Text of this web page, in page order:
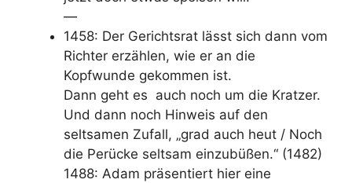
—
1458: Der Gerichtsrat lässt sich dann vom
Richter erzählen, wie er an die
Kopfwunde gekommen ist.
Dann geht es auch noch um die Kratzer.
Und dann noch Hinweis auf den
seltsamen Zufall, „grad auch heut / Noch
die Perücke seltsam einzubüßen.“ (1482)
1488: Adam präsentiert hier eine